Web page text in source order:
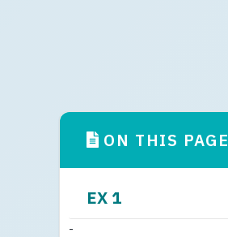
ON THIS PAGE
EX 1
-